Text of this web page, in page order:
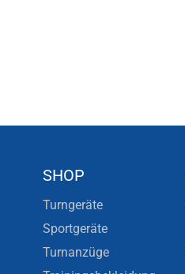
SHOP
Turngeräte
Sportgeräte
Turnanzüge